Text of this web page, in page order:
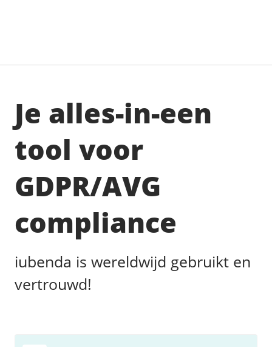
Je alles-in-een
tool voor
GDPR/AVG
compliance
iubenda is wereldwijd gebruikt en
vertrouwd!